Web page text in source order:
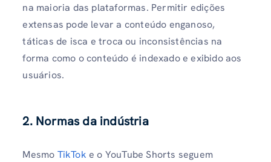
na maioria das plataformas. Permitir edições
extensas pode levar a conteúdo enganoso,
táticas de isca e troca ou inconsistências na
forma como o conteúdo é indexado e exibido aos
usuários.
2. Normas da indústria
Mesmo TikTok e o YouTube Shorts seguem